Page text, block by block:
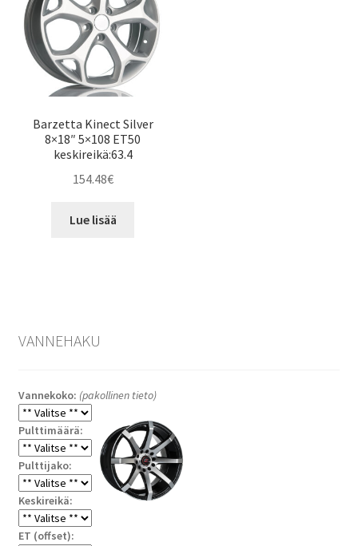
Barzetta Kinect Silver
8×18″ 5×108 ET50
keskireikä:63.4
154.48€
Lue lisää
VANNEHAKU
Vannekoko: (pakollinen tieto)
Pulttimäärä:
Pulttijako:
Keskireikä:
ET (offset):